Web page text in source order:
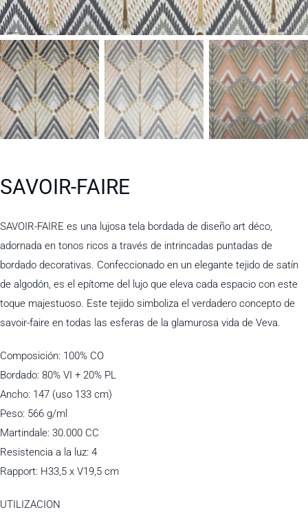
SAVOIR-FAIRE
SAVOIR-FAIRE es una lujosa tela bordada de diseño art déco,
adornada en tonos ricos a través de intrincadas puntadas de
bordado decorativas. Confeccionado en un elegante tejido de satín
de algodón, es el epítome del lujo que eleva cada espacio con este
toque majestuoso. Este tejido simboliza el verdadero concepto de
savoir-faire en todas las esferas de la glamurosa vida de Veva.
Composición: 100% CO
Bordado: 80% VI + 20% PL
Ancho: 147 (uso 133 cm)
Peso: 566 g/ml
Martindale: 30.000 CC
Resistencia a la luz: 4
Rapport: H33,5 x V19,5 cm
UTILIZACION